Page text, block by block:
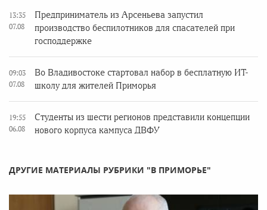
13:35
07.08
Предприниматель из Арсеньева запустил
производство беспилотников для спасателей при
господдержке
09:03
07.08
Во Владивостоке стартовал набор в бесплатную ИТ-
школу для жителей Приморья
19:55
06.08
Студенты из шести регионов представили концепции
нового корпуса кампуса ДВФУ
ДРУГИЕ МАТЕРИАЛЫ РУБРИКИ "В ПРИМОРЬЕ"